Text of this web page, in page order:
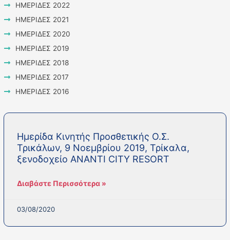
Ημερίδα Κινητής Προσθετικής Ο.Σ.
Τρικάλων, 9 Νοεμβρίου 2019, Τρίκαλα,
ξενοδοχείο ANANTI CITY RESORT
Διαβάστε Περισσότερα »
03/08/2020
ΗΜΕΡΙΔΕΣ 2022
ΗΜΕΡΙΔΕΣ 2021
ΗΜΕΡΙΔΕΣ 2020
ΗΜΕΡΙΔΕΣ 2019
ΗΜΕΡΙΔΕΣ 2018
ΗΜΕΡΙΔΕΣ 2017
ΗΜΕΡΙΔΕΣ 2016